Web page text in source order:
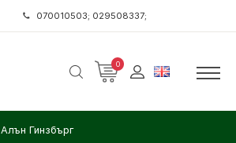
070010503; 029508337;
0
Алън Гинзбърг